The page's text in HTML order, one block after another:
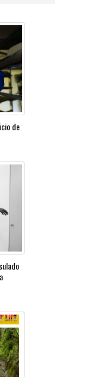
de